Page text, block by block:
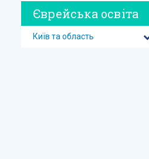
Єврейська освіта